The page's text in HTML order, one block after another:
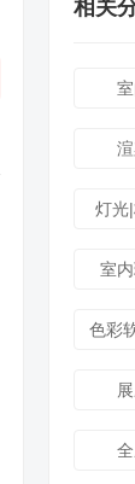
相关
灯光
室
色彩